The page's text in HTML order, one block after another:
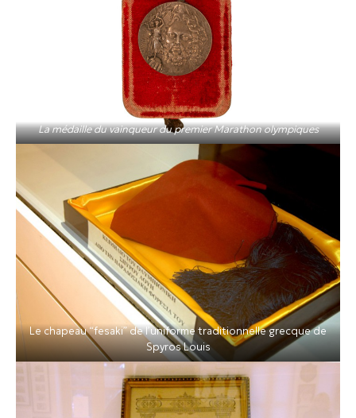
La médaille du vainqueur du premier Marathon olympiques
Le chapeau “fesaki” de l’uniforme traditionnelle grecque de
Spyros Louis